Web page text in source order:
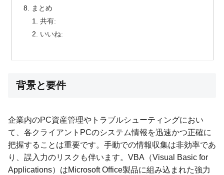
まとめ
共有:
いいね:
背景と要件
企業内のPC資産管理やトラブルシューティングにおい
て、各クライアントPCのシステム情報を迅速かつ正確に
把握することは重要です。手動での情報収集は非効率であ
り、誤入力のリスクも伴います。VBA（Visual Basic for
Applications）はMicrosoft Office製品に組み込まれた強力